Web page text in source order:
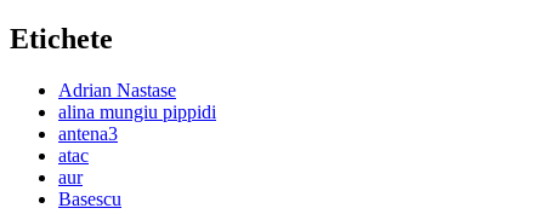
Etichete
Adrian Nastase
alina mungiu pippidi
antena3
atac
aur
Basescu